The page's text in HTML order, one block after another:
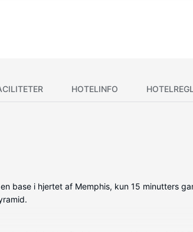
HOTELINFO
base i hjertet af Memphis, kun 15 minutters